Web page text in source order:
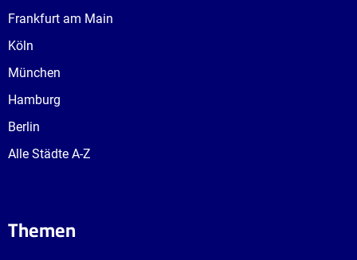
Frankfurt am Main
Köln
München
Hamburg
Berlin
Alle Städte A-Z
Themen